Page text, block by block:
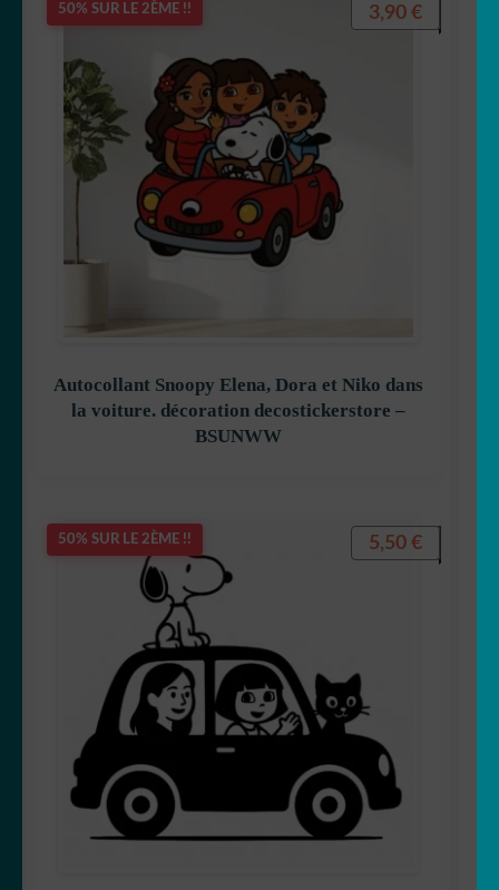
50% SUR LE 2ÈME !!
Autocollant Snoopy Elena, Dora et Niko dans
la voiture. décoration decostickerstore –
BSUNWW
3,90 €
50% SUR LE 2ÈME !! 5,50 €